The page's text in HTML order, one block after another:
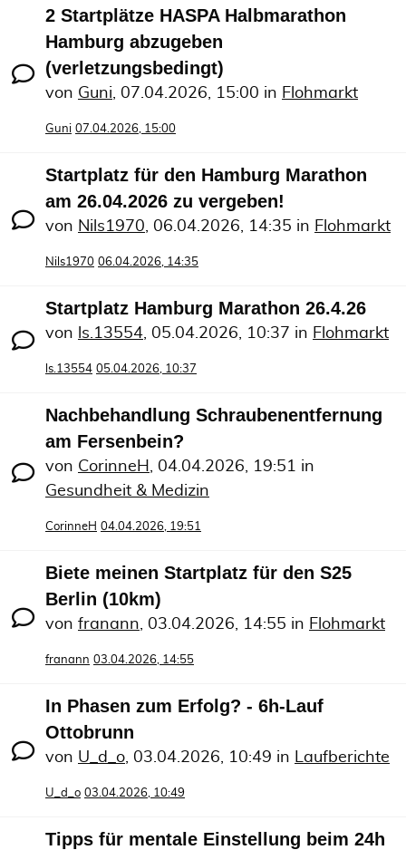
2 Startplätze HASPA Halbmarathon
Hamburg abzugeben
(verletzungsbedingt)
von Guni, 07.04.2026, 15:00 in Flohmarkt
Guni 07.04.2026, 15:00
Startplatz für den Hamburg Marathon
am 26.04.2026 zu vergeben!
von Nils1970, 06.04.2026, 14:35 in Flohmarkt
Nils1970 06.04.2026, 14:35
Startplatz Hamburg Marathon 26.4.26
von ls.13554, 05.04.2026, 10:37 in Flohmarkt
ls.13554 05.04.2026, 10:37
Nachbehandlung Schraubenentfernung
am Fersenbein?
von CorinneH , 04.04.2026, 19:51 in
Gesundheit & Medizin
CorinneH 04.04.2026, 19:51
Biete meinen Startplatz für den S25
Berlin (10km)
von franann, 03.04.2026, 14:55 in Flohmarkt
franann 03.04.2026, 14:55
In Phasen zum Erfolg? - 6h-Lauf
Ottobrunn
von U_d_o, 03.04.2026, 10:49 in Laufberichte
U_d_o 03.04.2026, 10:49
Tipps für mentale Einstellung beim 24h